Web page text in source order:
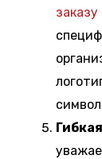
заказу